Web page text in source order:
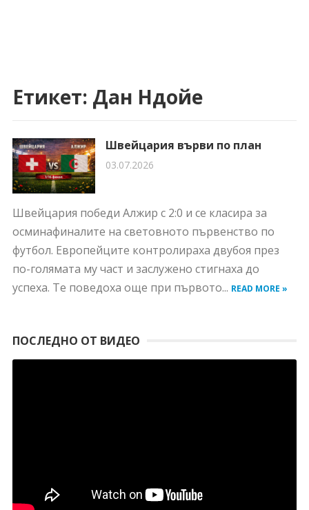
Етикет: Дан Ндойе
Швейцария върви по план
03.07.2026
Швейцария победи Алжир с 2:0 и се класира за
осминафиналите на световното първенство по
футбол. Европейците контролираха двубоя през
по-голямата му част и заслужено стигнаха до
успеха. Те поведоха още при първото... READ MORE »
ПОСЛЕДНО ОТ ВИДЕО